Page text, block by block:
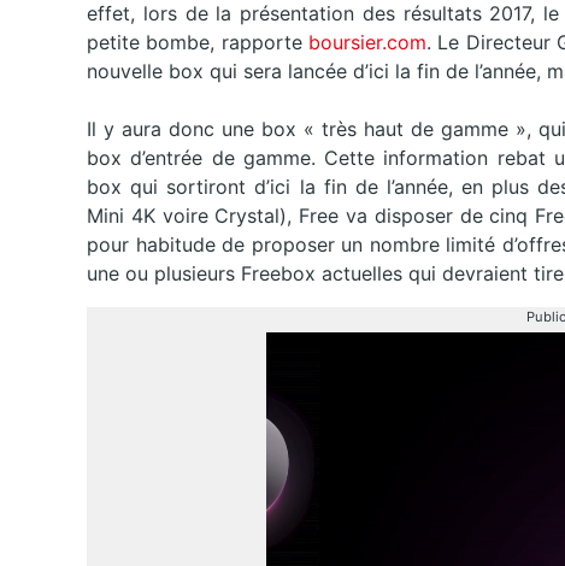
effet, lors de la présentation des résultats 2017,
petite bombe, rapporte boursier.com. Le Directeur
nouvelle box qui sera lancée d’ici la fin de l’année,
Il y aura donc une box « très haut de gamme »,
box d’entrée de gamme. Cette information rebat
box qui sortiront d’ici la fin de l’année, en plus
Mini 4K voire Crystal), Free va disposer de cinq
pour habitude de proposer un nombre limité
une ou plusieurs Freebox actuelles qui devraient